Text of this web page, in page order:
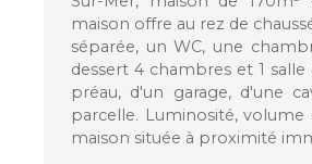
maison offre au rez de
séparée, un WC, une
dessert 4 chambres et 1
préau, d'un garage, d'une
parcelle. Luminosité,
maison située à proximité